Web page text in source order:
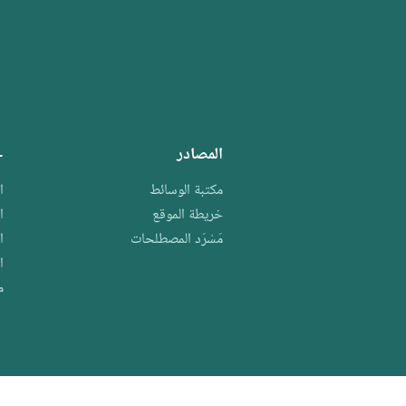
المصادر
مكتبة الوسائط
خريطة الموقع
مَسْرَد المصطلحات